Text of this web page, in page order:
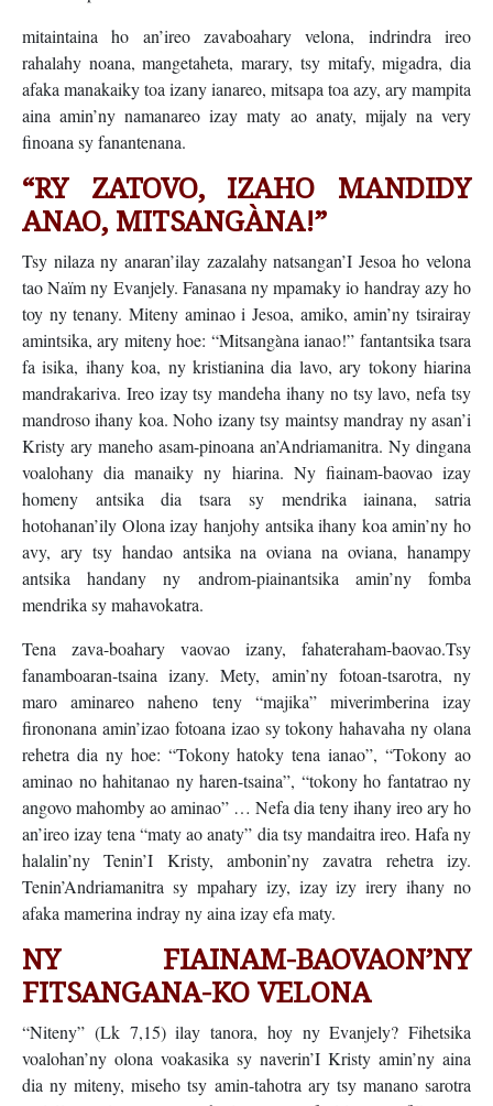
mitaintaina ho an’ireo zavaboahary velona, indrindra ireo
rahalahy noana, mangetaheta, marary, tsy mitafy, migadra, dia
afaka manakaiky toa izany ianareo, mitsapa toa azy, ary mampita
aina amin’ny namanareo izay maty ao anaty, mijaly na very
finoana sy fanantenana.
“RY ZATOVO, IZAHO MANDIDY
ANAO, MITSANGÀNA!”
Tsy nilaza ny anaran’ilay zazalahy natsangan’I Jesoa ho velona
tao Naïm ny Evanjely. Fanasana ny mpamaky io handray azy ho
toy ny tenany. Miteny aminao i Jesoa, amiko, amin’ny tsirairay
amintsika, ary miteny hoe: “Mitsangàna ianao!” fantantsika tsara
fa isika, ihany koa, ny kristianina dia lavo, ary tokony hiarina
mandrakariva. Ireo izay tsy mandeha ihany no tsy lavo, nefa tsy
mandroso ihany koa. Noho izany tsy maintsy mandray ny asan’i
Kristy ary maneho asam-pinoana an’Andriamanitra. Ny dingana
voalohany dia manaiky ny hiarina. Ny fiainam-baovao izay
homeny antsika dia tsara sy mendrika iainana, satria
hotohanan’ily Olona izay hanjohy antsika ihany koa amin’ny ho
avy, ary tsy handao antsika na oviana na oviana, hanampy
antsika handany ny androm-piainantsika amin’ny fomba
mendrika sy mahavokatra.
Tena zava-boahary vaovao izany, fahateraham-baovao.Tsy
fanamboaran-tsaina izany. Mety, amin’ny fotoan-tsarotra, ny
maro aminareo naheno teny “majika” miverimberina izay
firononana amin’izao fotoana izao sy tokony hahavaha ny olana
rehetra dia ny hoe: “Tokony hatoky tena ianao”, “Tokony ao
aminao no hahitanao ny haren-tsaina”, “tokony ho fantatrao ny
angovo mahomby ao aminao” … Nefa dia teny ihany ireo ary ho
an’ireo izay tena “maty ao anaty” dia tsy mandaitra ireo. Hafa ny
halalin’ny Tenin’I Kristy, ambonin’ny zavatra rehetra izy.
Tenin’Andriamanitra sy mpahary izy, izay izy irery ihany no
afaka mamerina indray ny aina izay efa maty.
NY FIAINAM-BAOVAON’NY
FITSANGANA-KO VELONA
“Niteny” (Lk 7,15) ilay tanora, hoy ny Evanjely? Fihetsika
voalohan’ny olona voakasika sy naverin’I Kristy amin’ny aina
dia ny miteny, miseho tsy amin-tahotra ary tsy manano sarotra